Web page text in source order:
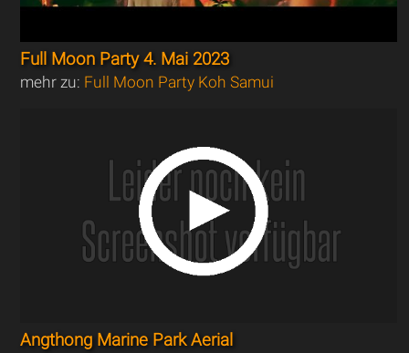
Full Moon Party 4. Mai 2023
mehr zu: Full Moon Party Koh Samui
Angthong Marine Park Aerial